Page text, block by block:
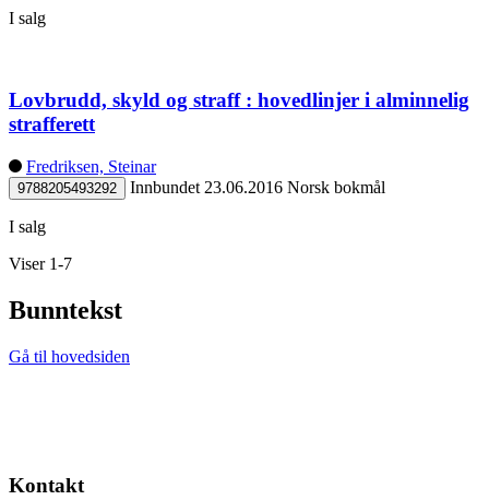
I salg
Lovbrudd, skyld og straff : hovedlinjer i alminnelig
strafferett
Fredriksen, Steinar
9788205493292 Innbundet 23.06.2016 Norsk bokmål
I salg
Viser 1-7
Bunntekst
Gå til hovedsiden
Kontakt